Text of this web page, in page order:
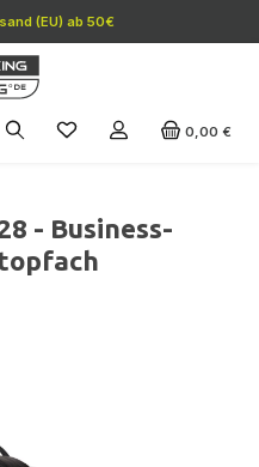
(EU) ab 50€
0,00 €
- Business-